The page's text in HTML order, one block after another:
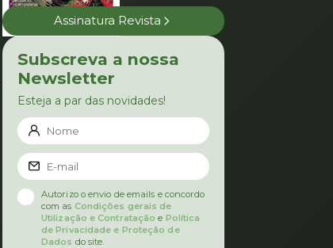
Assinatura Revista
Subscreva a nossa
Newsletter
Esteja a par das novidades!
Autorizo o envio de emails e concordo
com as Condições gerais de
Utilização e Contratação e Política
de Privacidade e Proteção de
Dados do site.